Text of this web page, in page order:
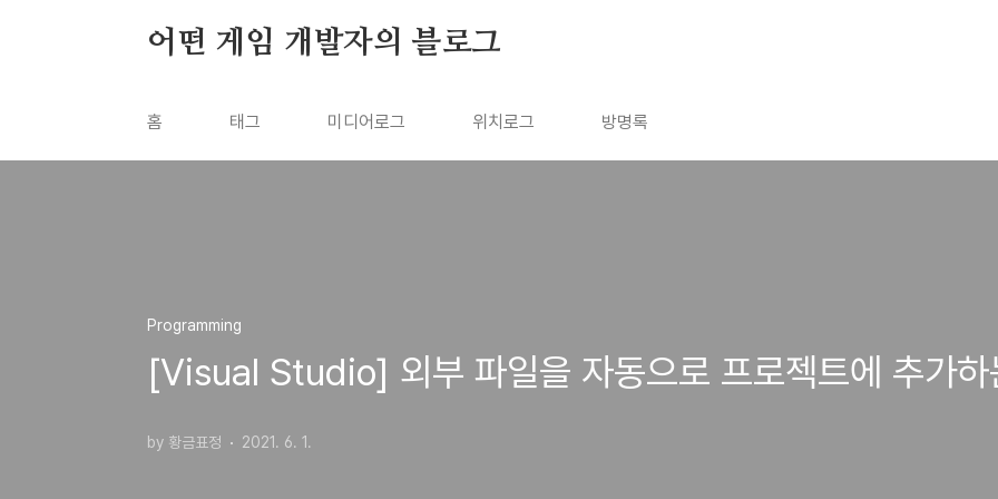
어떤 게임 개발자의 블로그
홈 태그 미디어로그 위치로그 방명록
Programming
[Visual Studio] 외부 파일을 자동으로 프로젝트에 추가하
by 황금표정 2021. 6. 1.